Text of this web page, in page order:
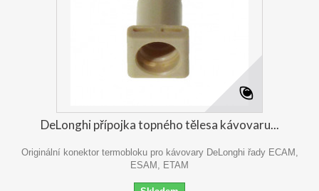
DeLonghi přípojka topného tělesa kávovaru...
Originální konektor termobloku pro kávovary DeLonghi řady ECAM,
ESAM, ETAM